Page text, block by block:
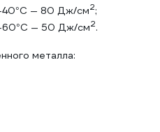
-40°C — 80 Дж/см2;
-60°C — 50 Дж/см2.
металла: